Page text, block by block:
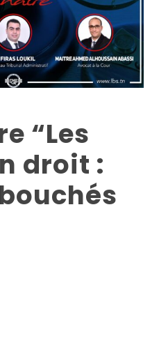
“Les
droit :